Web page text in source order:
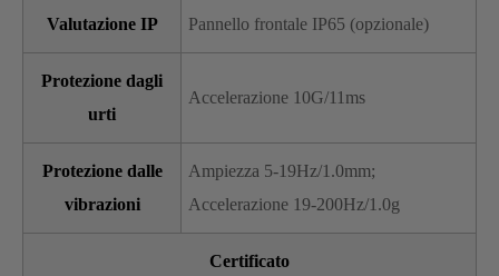
Valutazione IP Pannello frontale IP65 (opzionale)
Protezione dagli
urti
Accelerazione 10G/11ms
Protezione dalle
vibrazioni
Ampiezza 5-19Hz/1.0mm;
Accelerazione 19-200Hz/1.0g
Certificato